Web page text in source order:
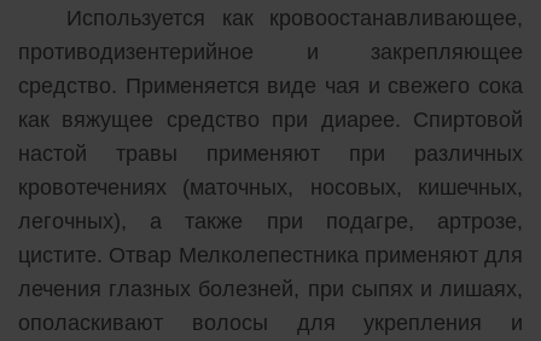
Используется как кровоостанавливающее,
противодизентерийное и закрепляющее
средство. Применяется виде чая и свежего сока
как вяжущее средство при диарее. Спиртовой
настой травы применяют при различных
кровотечениях (маточных, носовых, кишечных,
легочных), а также при подагре, артрозе,
цистите. Отвар Мелколепестника применяют для
лечения глазных болезней, при сыпях и лишаях,
ополаскивают волосы для укрепления и